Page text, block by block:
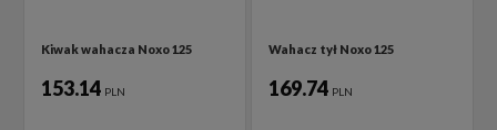
Kiwak wahacza Noxo 125
153.14 PLN
Wahacz tył Noxo 125
169.74 PLN